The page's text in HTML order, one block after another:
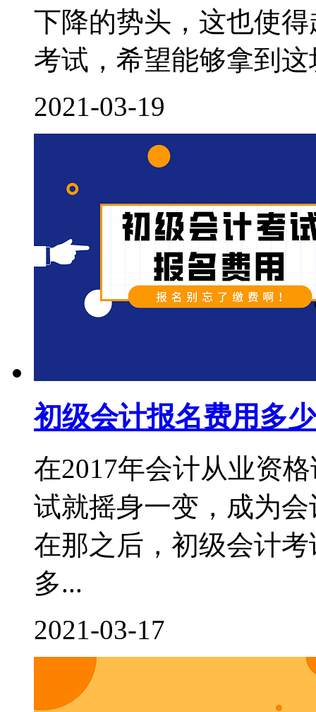
下降的势头，这也使
考试，希望能够拿到
2021-03-19
初级会计报名费用多
在2017年会计从业资
试就摇身一变，成为
在那之后，初级会计
多...
2021-03-17